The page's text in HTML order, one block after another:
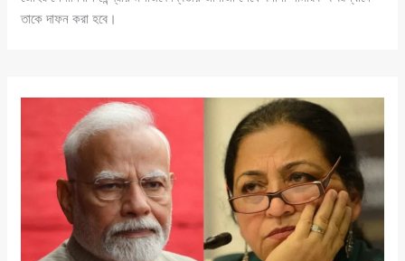
তাকে দাফন করা হবে।